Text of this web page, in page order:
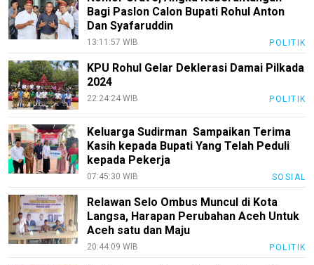
Bagi Paslon Calon Bupati Rohul Anton
Dan Syafaruddin
13:11:57 WIB POLITIK
KPU Rohul Gelar Deklerasi Damai Pilkada
2024
22:24:24 WIB POLITIK
Keluarga Sudirman Sampaikan Terima
Kasih kepada Bupati Yang Telah Peduli
kepada Pekerja
07:45:30 WIB SOSIAL
Relawan Selo Ombus Muncul di Kota
Langsa, Harapan Perubahan Aceh Untuk
Aceh satu dan Maju
20:44:09 WIB POLITIK